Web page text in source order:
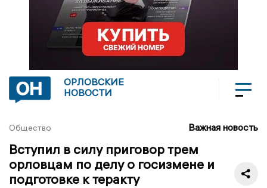
ОРЛОВСКИЕ
НОВОСТИ
Общество Важная новость
Вступил в силу приговор трем
орловцам по делу о госизмене и
подготовке к теракту